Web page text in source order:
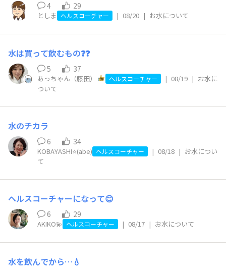
4 29
としま ヘルスコーチャー | 08/20 | お水について
水は買って飲むもの❓❓
5 37
あっちゃん（藤田） ヘルスコーチャー | 08/19 | お水に
ついて
水のチカラ
6 34
KOBAYASHI⭐️(abe) ヘルスコーチャー | 08/18 | お水につい
て
ヘルスコーチャーになって😊
6 29
AKIKO💫 ヘルスコーチャー | 08/17 | お水について
水を飲んでから…💧